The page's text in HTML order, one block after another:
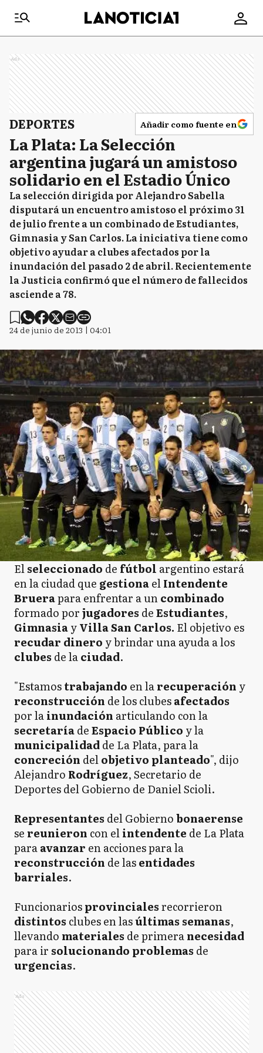
Ads
DEPORTES Añadir como fuente en
La Plata: La Selección
argentina jugará un amistoso
solidario en el Estadio Único
La selección dirigida por Alejandro Sabella
disputará un encuentro amistoso el próximo 31
de julio frente a un combinado de Estudiantes,
Gimnasia y San Carlos. La iniciativa tiene como
objetivo ayudar a clubes afectados por la
inundación del pasado 2 de abril. Recientemente
la Justicia confirmó que el número de fallecidos
asciende a 78.
24 de junio de 2013 | 04:01
Elseleccionado de fútbol argentino estará
en la ciudad que gestionaelIntendente
Bruerapara enfrentar a uncombinado
formado porjugadores deEstudiantes,
GimnasiayVilla San Carlos. El objetivo es
recudar dinero y brindar una ayuda a los
clubes de laciudad.
"Estamostrabajando en larecuperación y
reconstrucción de los clubesafectados
por lainundación articulando con la
secretaríadeEspacio Público y la
municipalidadde La Plata, para la
concreción delobjetivo planteado", dijo
Alejandro Rodríguez, Secretario de
Deportes del Gobierno de Daniel Scioli.
Representantes del Gobiernobonaerense
se reunieron con elintendente de La Plata
paraavanzar en acciones para la
reconstrucción de lasentidades
barriales.
Funcionariosprovincialesrecorrieron
distintos clubes en lasúltimas semanas,
llevando materiales de primeranecesidad
para ir solucionando problemas de
urgencias.
Ads